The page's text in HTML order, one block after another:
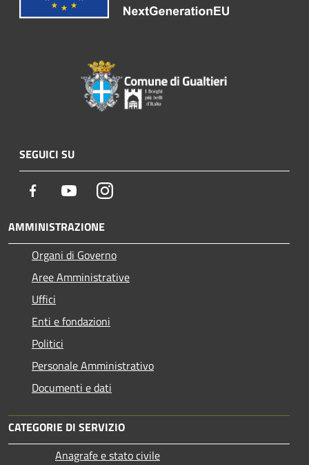
SEGUICI SU
Facebook YoutubeInstagram
AMMINISTRAZIONE
Organi di Governo
Aree Amministrative
Uffici
Enti e fondazioni
Politici
Personale Amministrativo
Documenti e dati
CATEGORIE DI SERVIZIO
Anagrafe e stato civile